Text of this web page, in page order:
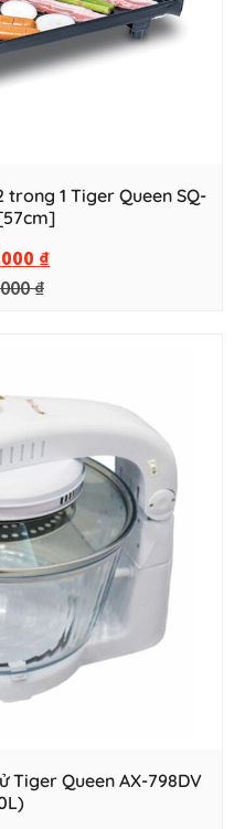
1 Tiger Queen SQ-
₫
₫
Tiger Queen AX-798DV